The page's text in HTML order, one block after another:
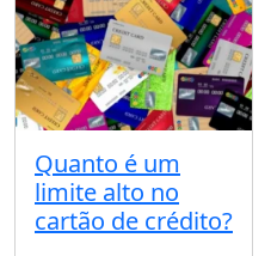
Quanto é um
limite alto no
cartão de crédito?